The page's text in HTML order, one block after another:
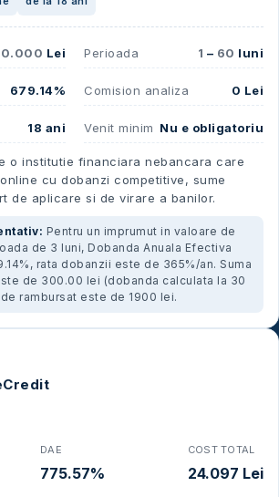
Lei Perioada 1 – 60 luni
679.14% Comision analiza 0 Lei
18 ani Venit minim Nu e obligatoriu
o institutie financiara nebancara care
cu dobanzi competitive, sume
de aplicare si de virare a banilor.
Pentru un imprumut in valoare de
de 3 luni, Dobanda Anuala Efectiva
rata dobanzii este de 365%/an. Suma
de 300.00 lei (dobanda calculata la 30
rambursat este de 1900 lei.
DAE
775.57%
COST TOTAL
24.097 Lei